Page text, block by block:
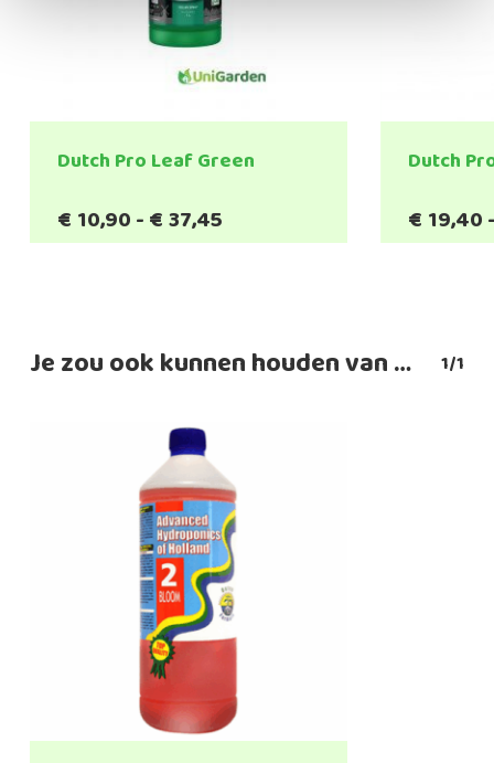
Dutch Pro Leaf Green
€ 10,90-€37,45Prijsklasse:
€10,90
Dutch
€ 19,40
Je zou ook kunnen houden van … 1/1